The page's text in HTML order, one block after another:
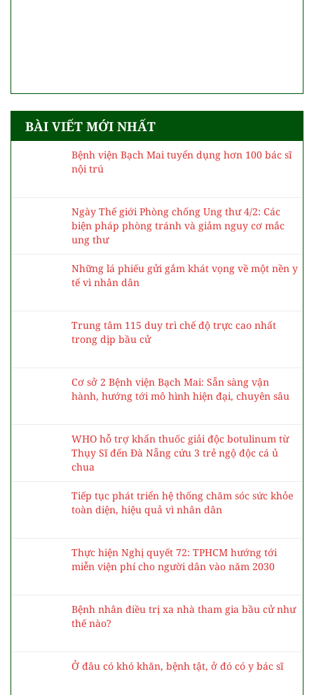
BÀI VIẾT MỚI NHẤT
Bệnh viện Bạch Mai tuyển dụng hơn 100 bác sĩ
nội trú
Ngày Thế giới Phòng chống Ung thư 4/2: Các
biện pháp phòng tránh và giảm nguy cơ mắc
ung thư
Những lá phiếu gửi gắm khát vọng về một nền y
tế vì nhân dân
Trung tâm 115 duy trì chế độ trực cao nhất
trong dịp bầu cử
Cơ sở 2 Bệnh viện Bạch Mai: Sẵn sàng vận
hành, hướng tới mô hình hiện đại, chuyên sâu
WHO hỗ trợ khẩn thuốc giải độc botulinum từ
Thụy Sĩ đến Đà Nẵng cứu 3 trẻ ngộ độc cá ủ
chua
Tiếp tục phát triển hệ thống chăm sóc sức khỏe
toàn diện, hiệu quả vì nhân dân
Thực hiện Nghị quyết 72: TPHCM hướng tới
miễn viện phí cho người dân vào năm 2030
Bệnh nhân điều trị xa nhà tham gia bầu cử như
thế nào?
Ở đâu có khó khăn, bệnh tật, ở đó có y bác sĩ